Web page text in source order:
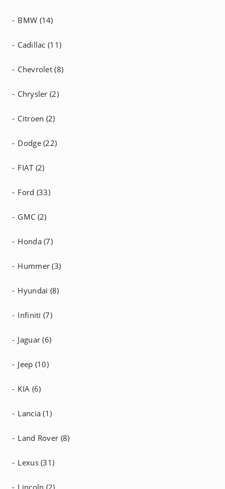
BMW (14)
Cadillac (11)
Chevrolet (8)
Chrysler (2)
Citroen (2)
Dodge (22)
FIAT (2)
Ford (33)
GMC (2)
Honda (7)
Hummer (3)
Hyundai (8)
Infiniti (7)
Jaguar (6)
Jeep (10)
KIA (6)
Lancia (1)
Land Rover (8)
Lexus (31)